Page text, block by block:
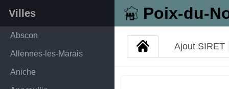
Poix-du-
Villes
Abscon
Allennes-les-Marais
Aniche
Ajout SIRET